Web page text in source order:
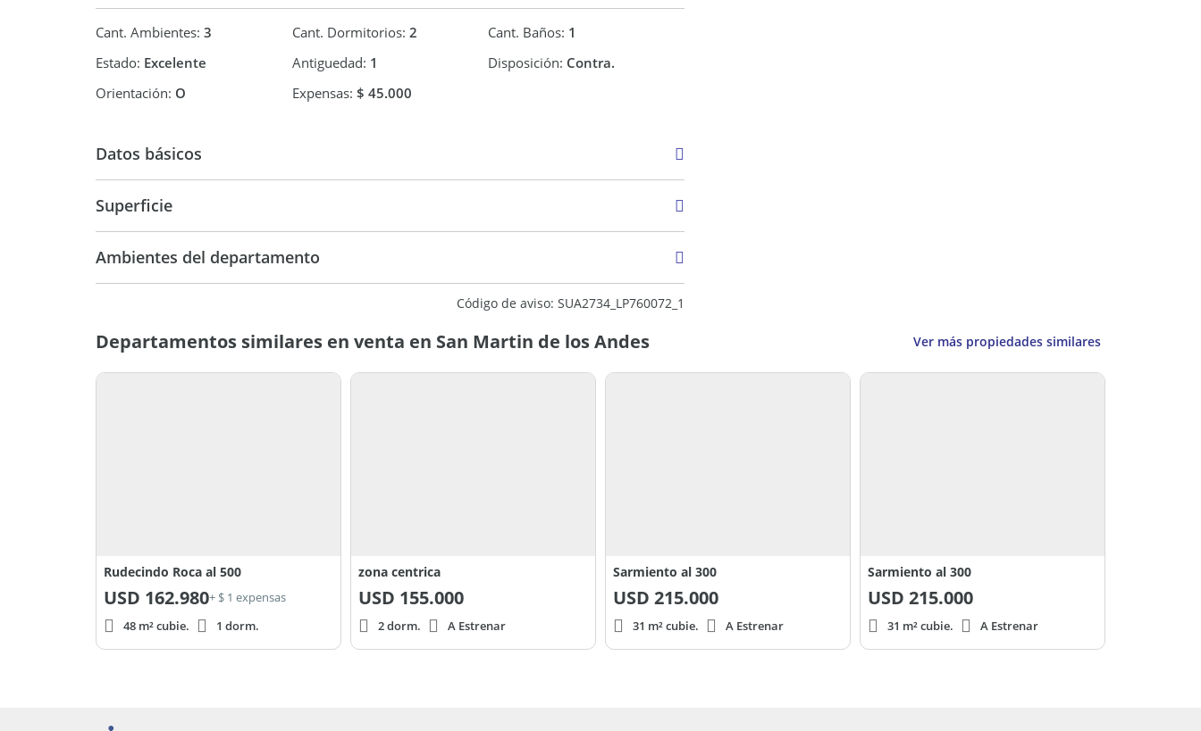
Cant. Ambientes: 3 Cant. Dormitorios: 2 Cant. Baños: 1
Estado: Excelente Antiguedad: 1 Disposición: Contra.
Orientación: O Expensas: $ 45.000
Datos básicos
Departamento
Superficie
Ambientes del departamento
Código de aviso: SUA2734_LP760072_1
Departamentos similares en venta en San Martin de los Andes Ver más propiedades similares
Rudecindo Roca al 500
USD 162.980+ $ 1 expensas
48 m² cubie.
1 dorm.
zona centrica
USD 155.000
2 dorm. A Estrenar
Sarmiento al 300
USD 215.000
31 m² cubie. A Estrenar
Sarmiento al 300
USD 215.000
31 m² cubie. A Estrenar